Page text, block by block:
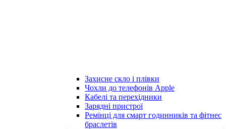
Захисне скло і плівки
Чохли до телефонів Apple
Кабелі та перехідники
Зарядні пристрої
Ремінці для смарт годинників та фітнес
браслетів